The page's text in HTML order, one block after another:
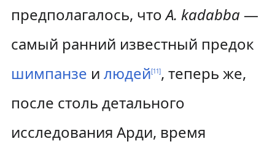
предполагалось, чтоA. kadabba —
самый ранний известный предок
шимпанзе и людей[11], теперь же,
после столь детального
исследования Арди, время